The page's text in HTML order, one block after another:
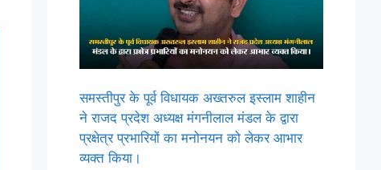
समस्तीपुर के पूर्व विधायक अख्तरुल इस्लाम शाहीन
ने राजद प्रदेश अध्यक्ष मंगनीलाल मंडल के द्वारा
प्रक्षेत्र प्रभारियों का मनोनयन को लेकर आभार
व्यक्त किया।